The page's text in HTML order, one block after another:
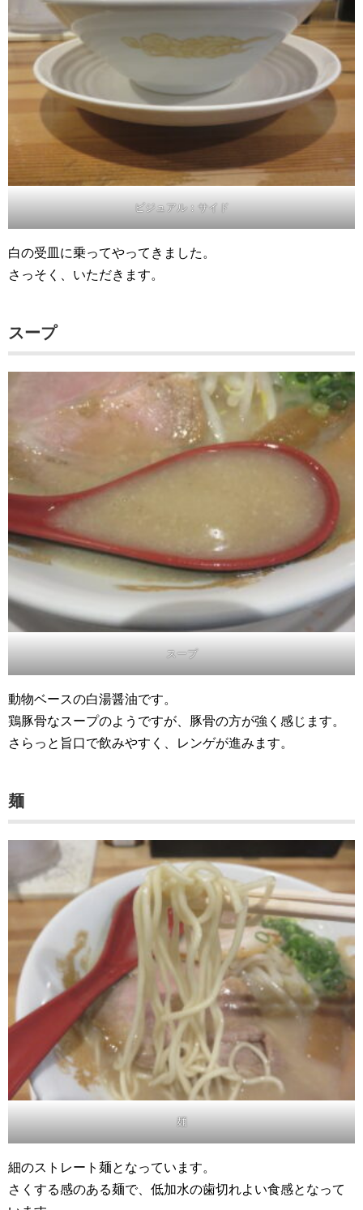
ビジュアル：サイド
白の受皿に乗ってやってきました。
さっそく、いただきます。
スープ
スープ
動物ベースの白湯醤油です。
鶏豚骨なスープのようですが、豚骨の方が強く感じます。
さらっと旨口で飲みやすく、レンゲが進みます。
麺
麺
細のストレート麺となっています。
さくする感のある麺で、低加水の歯切れよい食感となって